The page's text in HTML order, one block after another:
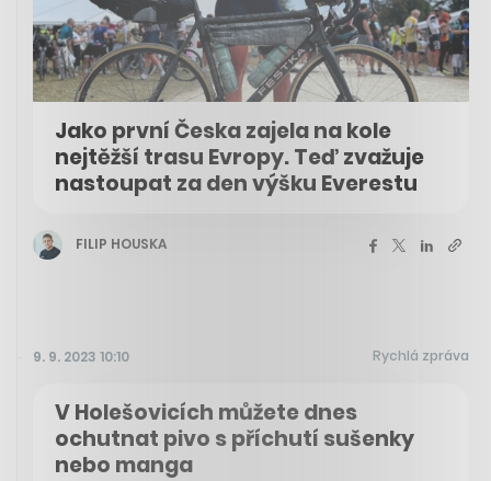
Jako první Česka zajela na kole
nejtěžší trasu Evropy. Teď zvažuje
nastoupat za den výšku Everestu
FILIP HOUSKA
9. 9. 2023 10:10 Rychlá zpráva
V Holešovicích můžete dnes
ochutnat pivo s příchutí sušenky
nebo manga